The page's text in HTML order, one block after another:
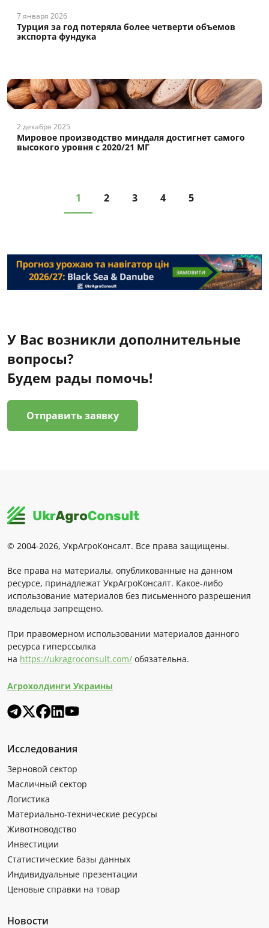
7 января 2026
Турция за год потеряла более четверти объемов
экспорта фундука
2 декабря 2025
Мировое производство миндаля достигнет самого
высокого уровня с 2020/21 МГ
1 2 3 4 5
У Вас возникли дополнительные
вопросы?
Будем рады помочь!
Отправить заявку
© 2004-2026, УкрАгроКонсалт. Все права защищены.
Все права на материалы, опубликованные на данном
ресурсе, принадлежат УкрАгроКонсалт. Какое-либо
использование материалов без письменного разрешения
владельца запрещено.
При правомерном использовании материалов данного
ресурса гиперссылка
на https://ukragroconsult.com/ обязательна.
Агрохолдинги Украины
Исследования
Зерновой сектор
Масличный сектор
Логистика
Материально-технические ресурсы
Животноводство
Инвестиции
Статистические базы данных
Индивидуальные презентации
Ценовые справки на товар
Новости